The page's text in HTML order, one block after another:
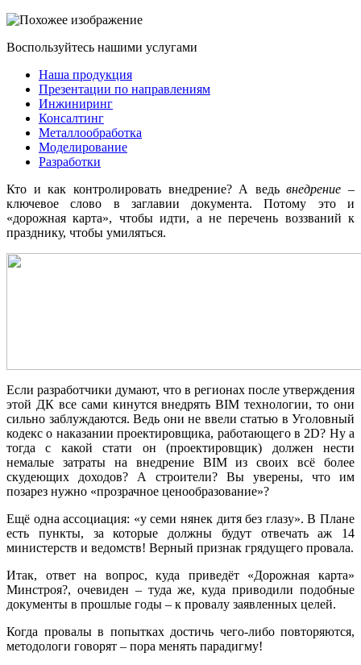
Воспользуйтесь нашими услугами
Наша продукция
Презентации по направлениям
Инжиниринг
Консалтинг
Металлообработка
Моделирование
Разработки
Кто и как контролировать внедрение? А ведьвнедрение –
ключевое слово в заглавии документа. Потому это и
«дорожная карта», чтобы идти, а не перечень воззваний к
празднику, чтобы умиляться.
Если разработчики думают, что в регионах после утверждения
этой ДК все сами кинутся внедрять BIM технологии, то они
сильно заблуждаются. Ведь они не ввели статью в Уголовный
кодекс о наказании проектировщика, работающего в 2D? Ну а
тогда с какой стати он (проектировщик) должен нести
немалые затраты на внедрение BIM из своих всё более
скудеющих доходов? А строители? Вы уверены, что им
позарез нужно «прозрачное ценообразование»?
Ещё одна ассоциация: «у семи нянек дитя без глазу». В Плане
есть пункты, за которые должны будут отвечать аж 14
министерств и ведомств! Верный признак грядущего провала.
Итак, ответ на вопрос, куда приведёт «Дорожная карта»
Минстроя?, очевиден – туда же, куда приводили подобные
документы в прошлые годы – к провалу заявленных целей.
Когда провалы в попытках достичь чего-либо повторяются,
методологи говорят – пора менять парадигму!